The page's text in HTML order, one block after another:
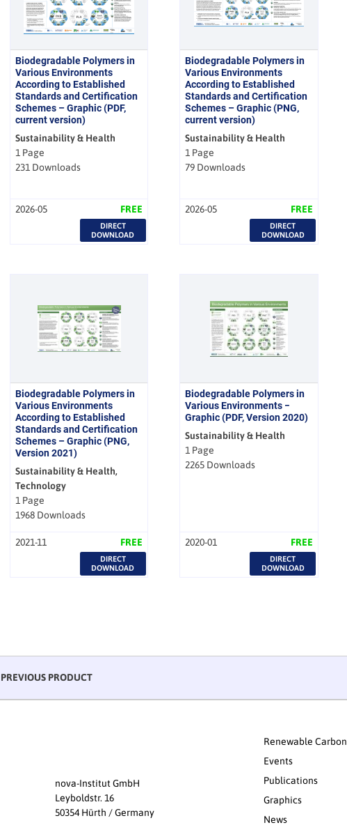
Biodegradable Polymers in
Various Environments
According to Established
Standards and Certification
Schemes – Graphic (PDF,
current version)
Sustainability & Health
1 Page
231 Downloads
2026-05 FREE
DIRECT
DOWNLOAD
Biodegradable Polymers in
Various Environments
According to Established
Standards and Certification
Schemes – Graphic (PNG,
current version)
Sustainability & Health
1 Page
79 Downloads
2026-05 FREE
DIRECT
DOWNLOAD
Biodegradable Polymers in
Various Environments
According to Established
Standards and Certification
Schemes – Graphic (PNG,
Version 2021)
Sustainability & Health,
Technology
1 Page
1968 Downloads
2021-11 FREE
DIRECT
DOWNLOAD
Biodegradable Polymers in
Various Environments −
Graphic (PDF, Version 2020)
Sustainability & Health
1 Page
2265 Downloads
2020-01 FREE
DIRECT
DOWNLOAD
PREVIOUS PRODUCT
nova-Institut GmbH
Leyboldstr. 16
50354 Hürth / Germany
Renewable Carbon
Events
Publications
Graphics
News